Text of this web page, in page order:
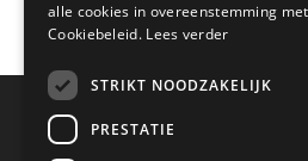
alle cookies in overeenstemming
Cookiebeleid. Lees verder
STRIKT NOODZAKELIJK
PRESTATIE